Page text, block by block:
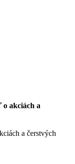
akciách a
a čerstvých